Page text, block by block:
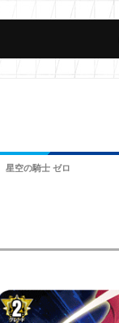
星空の騎士 ゼロ